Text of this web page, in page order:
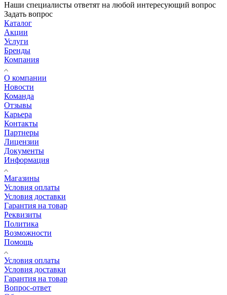
Наши специалисты ответят на любой интересующий вопрос
Задать вопрос
Каталог
Акции
Услуги
Бренды
Компания
О компании
Новости
Команда
Отзывы
Карьера
Контакты
Партнеры
Лицензии
Документы
Информация
Магазины
Условия оплаты
Условия доставки
Гарантия на товар
Реквизиты
Политика
Возможности
Помощь
Условия оплаты
Условия доставки
Гарантия на товар
Вопрос-ответ